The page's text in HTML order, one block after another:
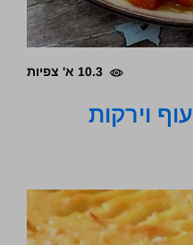
10.3 א' צפיות
וירקות